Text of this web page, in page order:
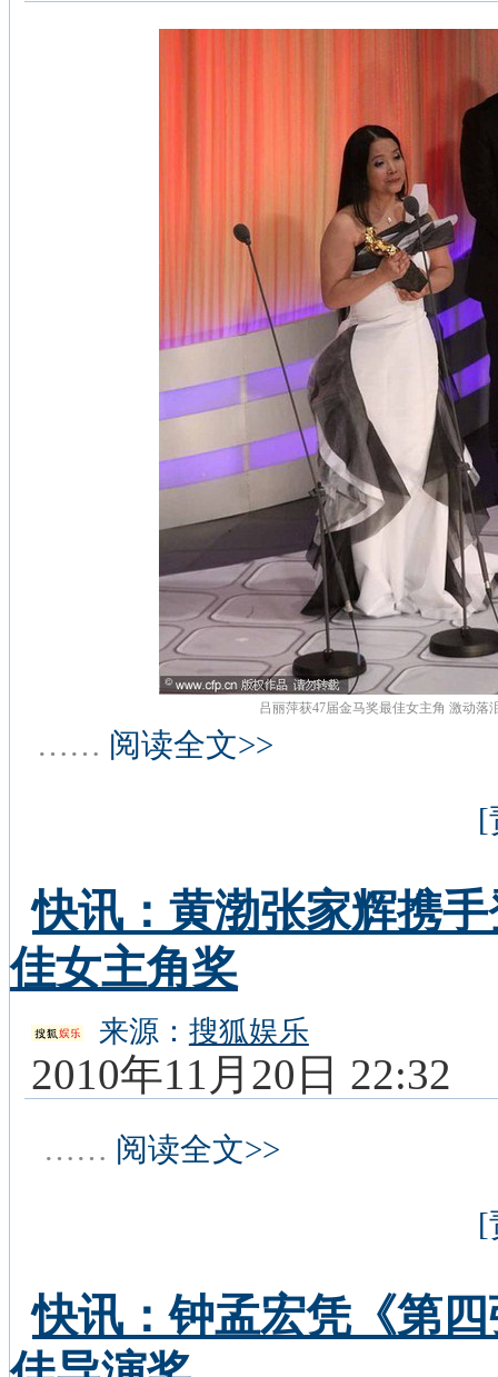
吕丽萍获47届金马奖最佳女主角 激动落
…… 阅读全文>>
[
快讯：黄渤张家辉携
佳女主角奖
来源： 搜狐娱乐
2010年11月20日 22:32
…… 阅读全文>>
[
快讯：钟孟宏凭《第